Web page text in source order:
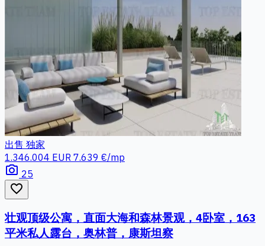
出售 独家
1.346.004 EUR 7.639 €/mp
photo_camera 25
favorite_border
壮观顶级公寓，直面大海和森林景观，4卧室，163
平米私人露台，奥林普，康斯坦察